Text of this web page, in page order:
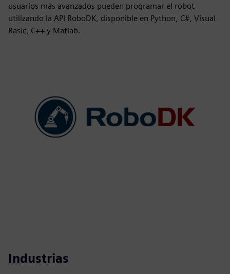
usuarios más avanzados pueden programar el robot
utilizando la API RoboDK, disponible en Python, C#, Visual
Basic, C++ y Matlab.
Industrias